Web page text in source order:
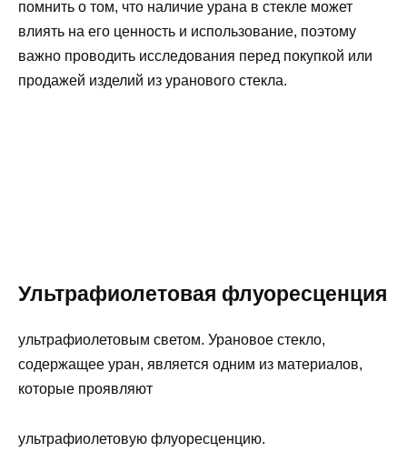
помнить о том, что наличие урана в стекле может
влиять на его ценность и использование, поэтому
важно проводить исследования перед покупкой или
продажей изделий из уранового стекла.
Ультрафиолетовая флуоресценция
ультрафиолетовым светом. Урановое стекло,
содержащее уран, является одним из материалов,
которые проявляют
ультрафиолетовую флуоресценцию.